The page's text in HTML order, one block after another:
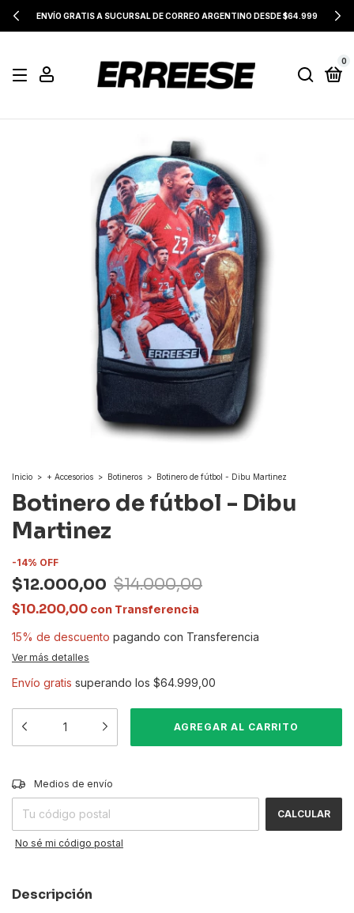
ENVÍO GRATIS A SUCURSAL DE CORREO ARGENTINO DESDE $64.999
0
Inicio > + Accesorios > Botineros > Botinero de fútbol - Dibu Martinez
Botinero de fútbol - Dibu
Martinez
-14% OFF
$12.000,00 $14.000,00
$10.200,00 con Transferencia
15% de descuento pagando con Transferencia
Ver más detalles
Envío gratis superando los $64.999,00
Entregas para el CP:
Medios de envío
CALCULAR
No sé mi código postal
Descripción